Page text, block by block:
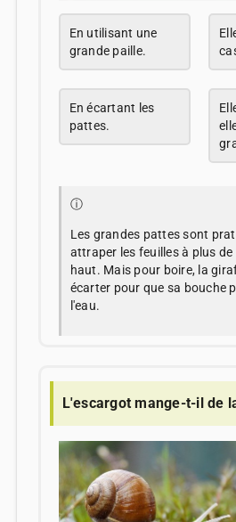
En utilisant une
grande paille.
En écartant les
pattes.
ⓘ
Les grandes pattes sont
attraper les feuilles à plus
haut. Mais pour boire, la
écarter pour que sa bouche
l'eau.
L'escargot mange-t-il de